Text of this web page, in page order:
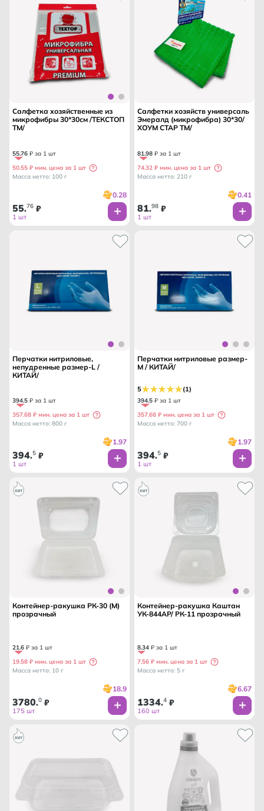
Салфетка хозяйственные из
микрофибры 30*30см /ТЕКСТОП
ТМ/
55.76 ₽ за 1 шт
50.55 ₽ мин. цена за 1 шт
Масса нетто: 100 г
0.28
55.76 ₽
1 шт
Салфетки хозяйств универсаль
Эмералд (микрофибра) 30*30/
ХОУМ СТАР ТМ/
81.98 ₽ за 1 шт
74.32 ₽ мин. цена за 1 шт
Масса нетто: 210 г
0.41
81.98 ₽
1 шт
Перчатки нитриловые,
непудренные размер-L /
КИТАЙ/
394.5 ₽ за 1 шт
357.68 ₽ мин. цена за 1 шт
Масса нетто: 800 г
1.97
394.5 ₽
1 шт
Перчатки нитриловые размер-
M / КИТАЙ/
5 (1)
394.5 ₽ за 1 шт
357.68 ₽ мин. цена за 1 шт
Масса нетто: 700 г
1.97
394.5 ₽
1 шт
Контейнер-ракушка РК-30 (М)
прозрачный
21.6 ₽ за 1 шт
19.58 ₽ мин. цена за 1 шт
Масса нетто: 10 г
18.9
3780.0 ₽
175 шт
Контейнер-ракушка Каштан
УК-844АР/ РК-11 прозрачный
8.34 ₽ за 1 шт
7.56 ₽ мин. цена за 1 шт
Масса нетто: 5 г
6.67
1334.4 ₽
160 шт